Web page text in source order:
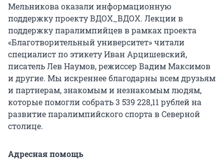
Мельникова оказали информационную
поддержку проекту ВДОХ_ВДОХ. Лекции в
поддержку паралимпийцев в рамках проекта
«Благотворительный университет» читали
специалист по этикету Иван Арцишевский,
писатель Лев Наумов, режиссер Вадим Максимов
и другие. Мы искреннее благодарны всем друзьям
и партнерам, знакомым и незнакомым людям,
которые помогли собрать 3 539 228,11 рублей на
развитие паралимпийского спорта в Северной
столице.
Адресная помощь